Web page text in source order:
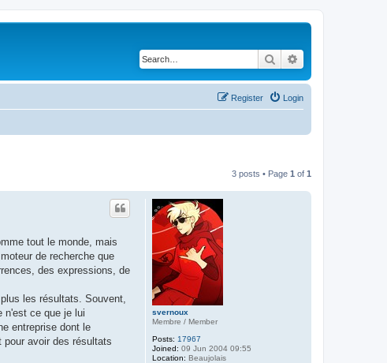
Search
Login
Register
3 posts • Page 1 of 1
svernoux
Membre / Member
Posts: 17967
Joined: 09 Jun 2004 09:55
Location: Beaujolais
tout le monde, mais
de recherche que
des expressions, de
les résultats. Souvent,
n'est ce que je lui
entreprise dont le
avoir des résultats